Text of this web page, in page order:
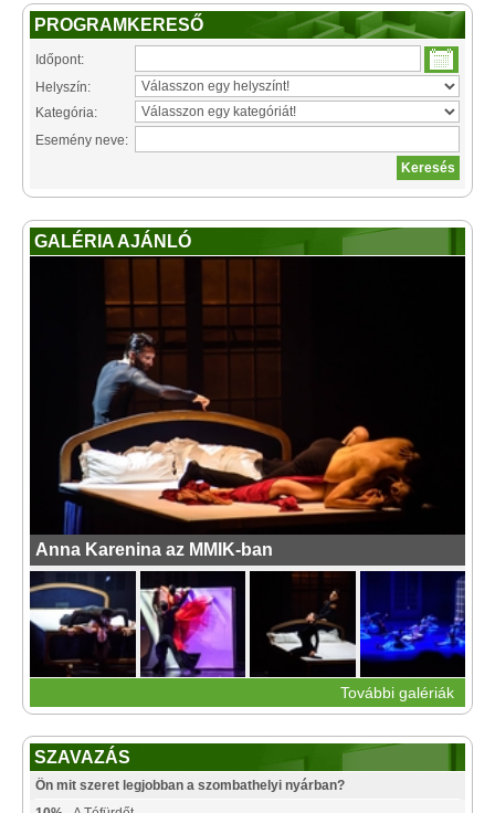
PROGRAMKERESŐ
Időpont:
Helyszín:
Kategória:
Esemény neve:
GALÉRIA AJÁNLÓ
Anna Karenina az MMIK-ban
További galériák
SZAVAZÁS
Ön mit szeret legjobban a szombathelyi nyárban?